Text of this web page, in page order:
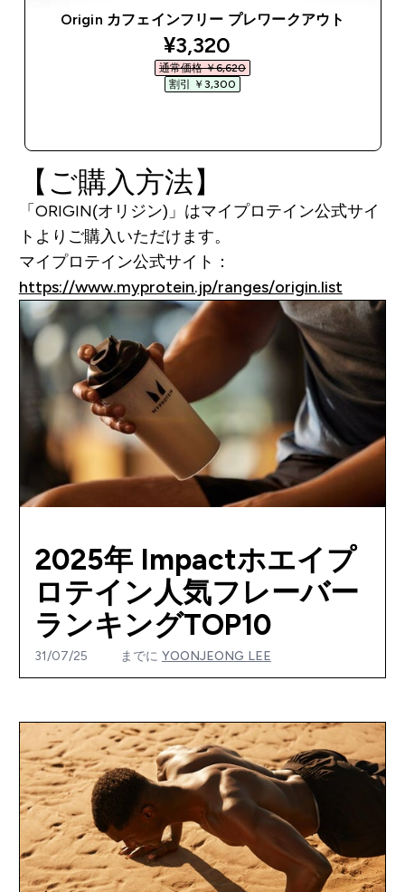
Origin カフェインフリー プレワークアウト
discounted price
¥3,320‎
通常価格 ￥6,620‎
割引 ￥3,300‎
【ご購入方法】
「ORIGIN(オリジン)」はマイプロテイン公式サイ
トよりご購入いただけます。
マイプロテイン公式サイト：
https://www.myprotein.jp/ranges/origin.list
2025年 Impactホエイプ
ロテイン人気フレーバー
ランキングTOP10
31/07/25 までに YOONJEONG LEE